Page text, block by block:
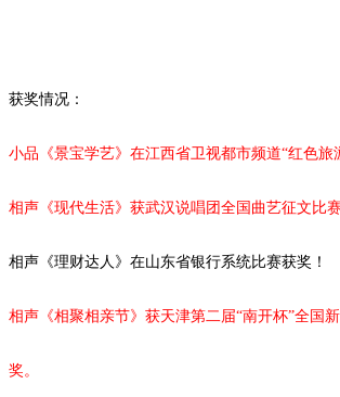
获奖情况：
小品《景宝学艺》在江西省卫视都市频道“红色旅
相声《现代生活》获武汉说唱团全国曲艺征文比赛
相声《理财达人》在山东省银行系统比赛获奖！
相声《相聚相亲节》获天津第二届“南开杯”全国
奖。